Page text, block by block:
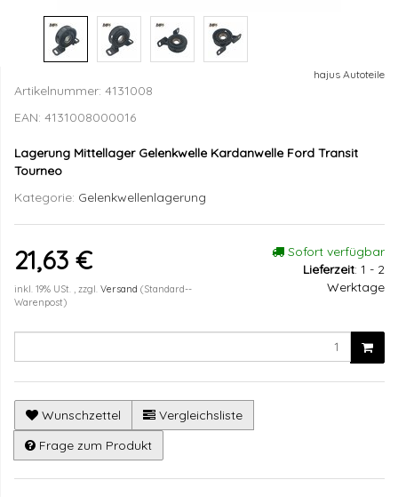
hajus Autoteile
Artikelnummer: 4131008
EAN: 4131008000016
Lagerung Mittellager Gelenkwelle Kardanwelle Ford Transit
Tourneo
Kategorie: Gelenkwellenlagerung
21,63 €
inkl. 19% USt. , zzgl. Versand (Standard--
Warenpost)
Sofort verfügbar
Lieferzeit: 1 - 2
Werktage
Wunschzettel
Vergleichsliste
Frage zum Produkt